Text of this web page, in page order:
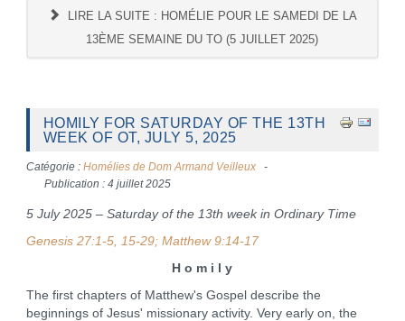
LIRE LA SUITE : HOMÉLIE POUR LE SAMEDI DE LA
13ÈME SEMAINE DU TO (5 JUILLET 2025)
HOMILY FOR SATURDAY OF THE 13TH
WEEK OF OT, JULY 5, 2025
Catégorie : Homélies de Dom Armand Veilleux
Publication : 4 juillet 2025
5 July 2025 – Saturday of the 13th week in Ordinary Time
Genesis 27:1-5, 15-29; Matthew 9:14-17
H o m i l y
The first chapters of Matthew's Gospel describe the
beginnings of Jesus' missionary activity. Very early on, the